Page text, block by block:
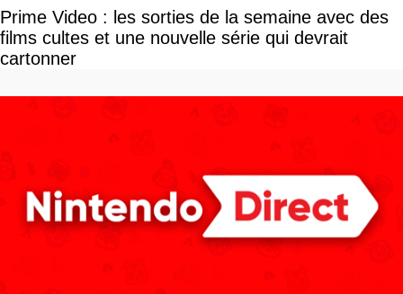
Prime Video : les sorties de la semaine avec des
films cultes et une nouvelle série qui devrait
cartonner